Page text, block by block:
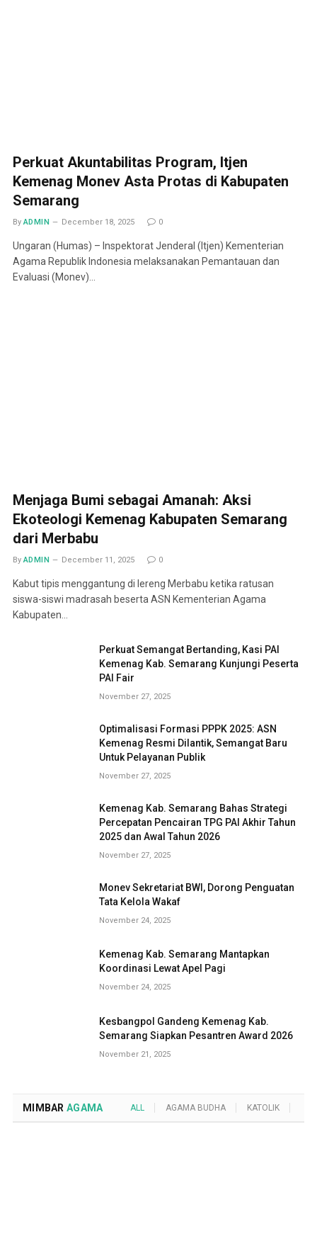
Perkuat Akuntabilitas Program, Itjen
Kemenag Monev Asta Protas di Kabupaten
Semarang
By ADMIN December 18, 2025 0
Ungaran (Humas) – Inspektorat Jenderal (Itjen) Kementerian
Agama Republik Indonesia melaksanakan Pemantauan dan
Evaluasi (Monev)…
Menjaga Bumi sebagai Amanah: Aksi
Ekoteologi Kemenag Kabupaten Semarang
dari Merbabu
By ADMIN December 11, 2025 0
Kabut tipis menggantung di lereng Merbabu ketika ratusan
siswa-siswi madrasah beserta ASN Kementerian Agama
Kabupaten…
Perkuat Semangat Bertanding, Kasi PAI
Kemenag Kab. Semarang Kunjungi Peserta
PAI Fair
November 27, 2025
Optimalisasi Formasi PPPK 2025: ASN
Kemenag Resmi Dilantik, Semangat Baru
Untuk Pelayanan Publik
November 27, 2025
Kemenag Kab. Semarang Bahas Strategi
Percepatan Pencairan TPG PAI Akhir Tahun
2025 dan Awal Tahun 2026
November 27, 2025
Monev Sekretariat BWI, Dorong Penguatan
Tata Kelola Wakaf
November 24, 2025
Kemenag Kab. Semarang Mantapkan
Koordinasi Lewat Apel Pagi
November 24, 2025
Kesbangpol Gandeng Kemenag Kab.
Semarang Siapkan Pesantren Award 2026
November 21, 2025
MIMBAR AGAMA ALL AGAMA BUDHA KATOLIK